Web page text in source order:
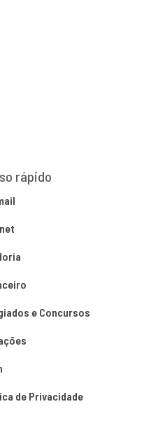
rápido
e Concursos
de Privacidade